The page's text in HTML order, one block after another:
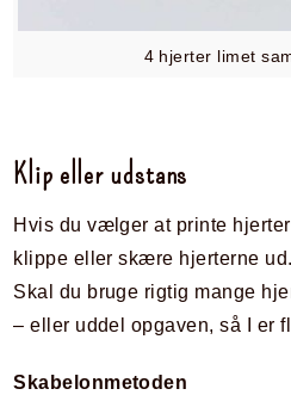
4 hjerter limet
Klip eller udstans
Hvis du vælger at printe
klippe eller skære hjerterne ud.
Skal du bruge rigtig mange
– eller uddel opgaven, så I er
Skabelonmetoden